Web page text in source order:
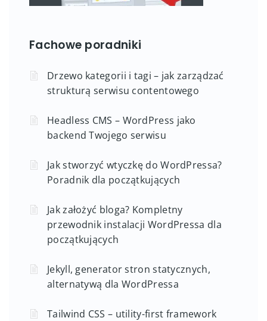
Fachowe poradniki
Drzewo kategorii i tagi – jak zarządzać
strukturą serwisu contentowego
Headless CMS – WordPress jako
backend Twojego serwisu
Jak stworzyć wtyczkę do WordPressa?
Poradnik dla początkujących
Jak założyć bloga? Kompletny
przewodnik instalacji WordPressa dla
początkujących
Jekyll, generator stron statycznych,
alternatywą dla WordPressa
Tailwind CSS – utility-first framework